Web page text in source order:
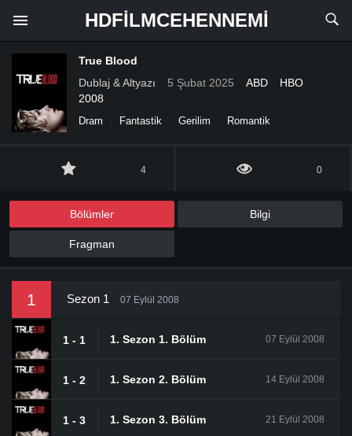
HDFILMCEHENNEMI
True Blood
Dublaj & Altyazı
5 Şubat 2025 ABD
HBO
2008
Dram Fantastik Gerilim Romantik
4 0
Bölümler Bilgi
Fragman
1 Sezon 1 07 Eylül 2008
1 - 1 1. Sezon 1. Bölüm 07 Eylül 2008
1 - 2 1. Sezon 2. Bölüm 14 Eylül 2008
1 - 3 1. Sezon 3. Bölüm 21 Eylül 2008